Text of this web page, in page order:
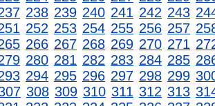
238 239 240 241 242 243
252 253 254 255 256 257
266 267 268 269 270 271
280 281 282 283 284 285
294 295 296 297 298 299
308 309 310 311 312 313